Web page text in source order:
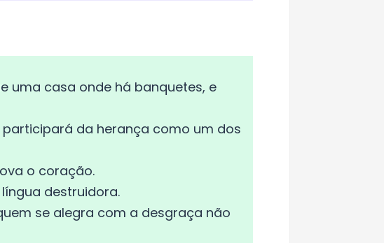
uma casa onde há banquetes, e
da herança como um dos
o coração.
destruidora.
se alegra com a desgraça não